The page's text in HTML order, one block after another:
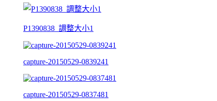
P1390838_調整大小1
capture-20150529-0839241
capture-20150529-0837481